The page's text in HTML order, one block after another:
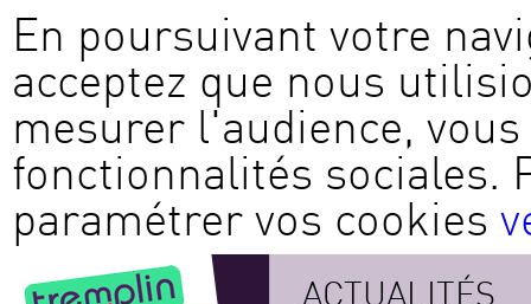
En poursuivant votre
acceptez que nous
mesurer l'audience,
fonctionnalités sociales.
paramétrer vos cookies
ACTUALITÉS